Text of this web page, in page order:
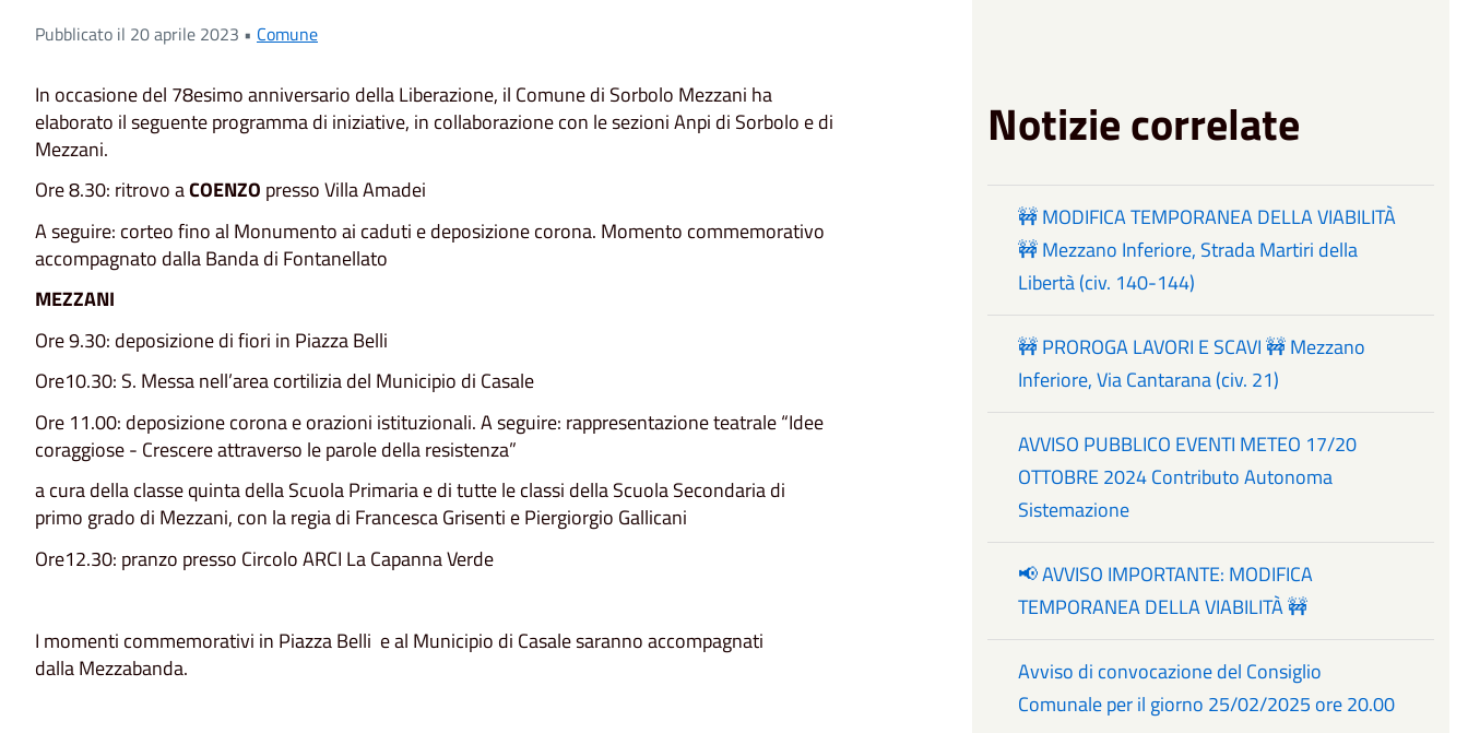
Pubblicato il 20 aprile 2023 • Comune
In occasione del 78esimo anniversario della Liberazione, il Comune di Sorbolo Mezzani ha
elaborato il seguente programma di iniziative, in collaborazione con le sezioni Anpi di Sorbolo e di
Mezzani.
Ore 8.30: ritrovo aCOENZO presso Villa Amadei
A seguire: corteo fino al Monumento ai caduti e deposizione corona. Momento commemorativo
accompagnato dalla Banda di Fontanellato
MEZZANI
Ore 9.30: deposizione di fiori in Piazza Belli
Ore10.30: S. Messa nell’area cortilizia del Municipio di Casale
Ore 11.00: deposizione corona e orazioni istituzionali. A seguire: rappresentazione teatrale “Idee
coraggiose - Crescere attraverso le parole della resistenza”
a cura della classe quinta della Scuola Primaria e di tutte le classi della Scuola Secondaria di
primo grado di Mezzani, con la regia di Francesca Grisenti e Piergiorgio Gallicani
Ore12.30: pranzo presso Circolo ARCI La Capanna Verde
I momenti commemorativi in Piazza Belli e al Municipio di Casale saranno accompagnati
dalla Mezzabanda.
Notizie correlate
🚧 MODIFICA TEMPORANEA DELLA VIABILITÀ
🚧 Mezzano Inferiore, Strada Martiri della
Libertà (civ. 140-144)
🚧 PROROGA LAVORI E SCAVI 🚧 Mezzano
Inferiore, Via Cantarana (civ. 21)
AVVISO PUBBLICO EVENTI METEO 17/20
OTTOBRE 2024 Contributo Autonoma
Sistemazione
📢 AVVISO IMPORTANTE: MODIFICA
TEMPORANEA DELLA VIABILITÀ 🚧
Avviso di convocazione del Consiglio
Comunale per il giorno 25/02/2025 ore 20.00